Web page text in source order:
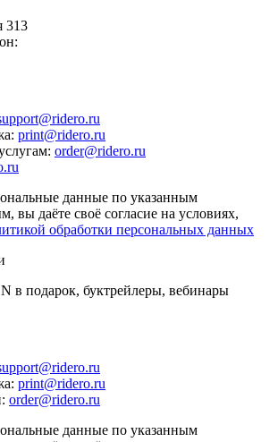
313
:
: print@ridero.ru
: order@ridero.ru
данные по указанным
вы даёте своё согласие на условиях,
обработки персональных данных
в подарок, буктрейлеры, вебинары
: print@ridero.ru
: order@ridero.ru
данные по указанным